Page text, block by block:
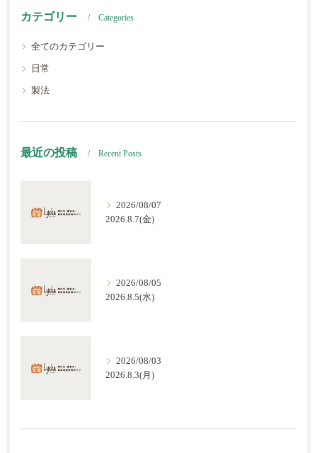
カテゴリー Categories
全てのカテゴリー
日常
製法
最近の投稿 Recent Posts
2026/08/07
2026.8.7(金)
2026/08/05
2026.8.5(水)
2026/08/03
2026.8.3(月)